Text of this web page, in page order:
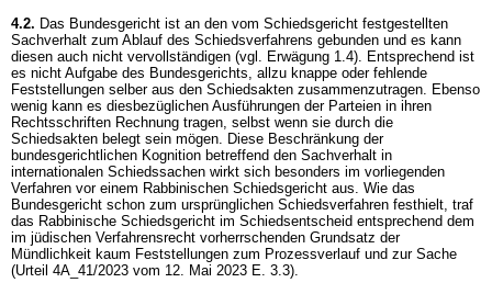
4.2. Das Bundesgericht ist an den vom Schiedsgericht festgestellten
Sachverhalt zum Ablauf des Schiedsverfahrens gebunden und es kann
diesen auch nicht vervollständigen (vgl. Erwägung 1.4). Entsprechend ist
es nicht Aufgabe des Bundesgerichts, allzu knappe oder fehlende
Feststellungen selber aus den Schiedsakten zusammenzutragen. Ebenso
wenig kann es diesbezüglichen Ausführungen der Parteien in ihren
Rechtsschriften Rechnung tragen, selbst wenn sie durch die
Schiedsakten belegt sein mögen. Diese Beschränkung der
bundesgerichtlichen Kognition betreffend den Sachverhalt in
internationalen Schiedssachen wirkt sich besonders im vorliegenden
Verfahren vor einem Rabbinischen Schiedsgericht aus. Wie das
Bundesgericht schon zum ursprünglichen Schiedsverfahren festhielt, traf
das Rabbinische Schiedsgericht im Schiedsentscheid entsprechend dem
im jüdischen Verfahrensrecht vorherrschenden Grundsatz der
Mündlichkeit kaum Feststellungen zum Prozessverlauf und zur Sache
(Urteil 4A_41/2023 vom 12. Mai 2023 E. 3.3).